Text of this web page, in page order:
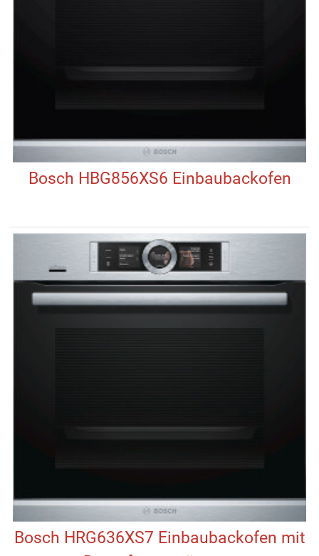
Bosch HBG856XS6 Einbaubackofen
Bosch HRG636XS7 Einbaubackofen mit